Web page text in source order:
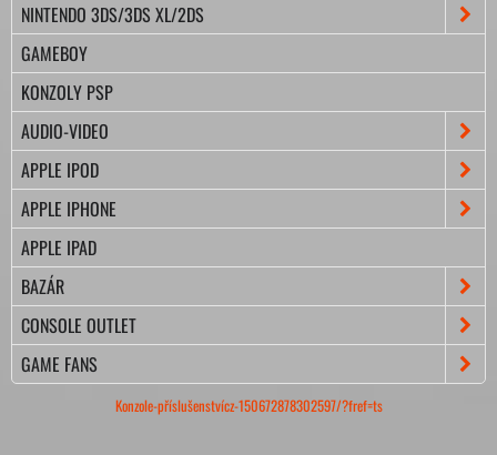
NINTENDO 3DS/3DS XL/2DS
GAMEBOY
KONZOLY PSP
AUDIO-VIDEO
APPLE IPOD
APPLE IPHONE
APPLE IPAD
BAZÁR
CONSOLE OUTLET
GAME FANS
Konzole-příslušenstvícz-150672878302597/?fref=ts